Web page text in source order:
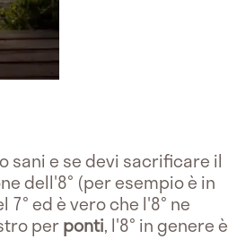
sani e se devi sacrificare il
dell'8° (per esempio è in
ed è vero che l'8° ne
perponti, l'8° in genere è